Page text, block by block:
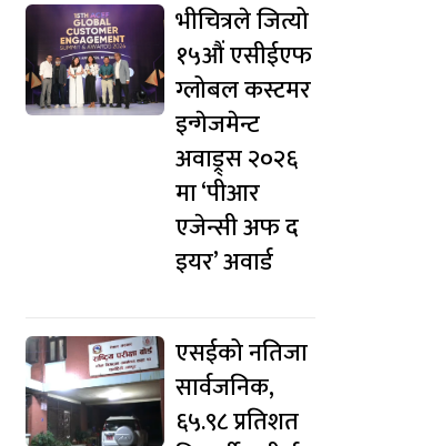
भीचित्रले जित्यो
१५औं एसीईएफ
ग्लोबल कस्टमर
इन्गेजमेन्ट
अवाड्र्स २०२६
मा ‘पीआर
एजेन्सी अफ द
इयर’ अवार्ड
एसईको नतिजा
सार्वजनिक,
६५.९८ प्रतिशत